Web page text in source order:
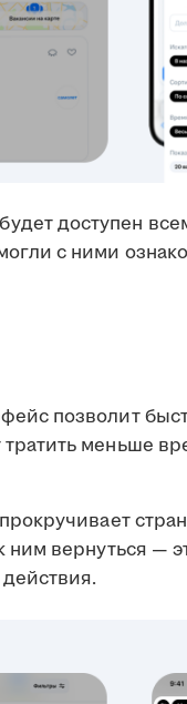
доступен
с ними
позволит
меньше
ним вернуться —